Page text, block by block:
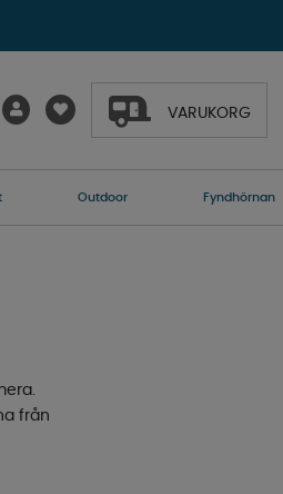
VARUKORG
Outdoor Fyndhörnan
från